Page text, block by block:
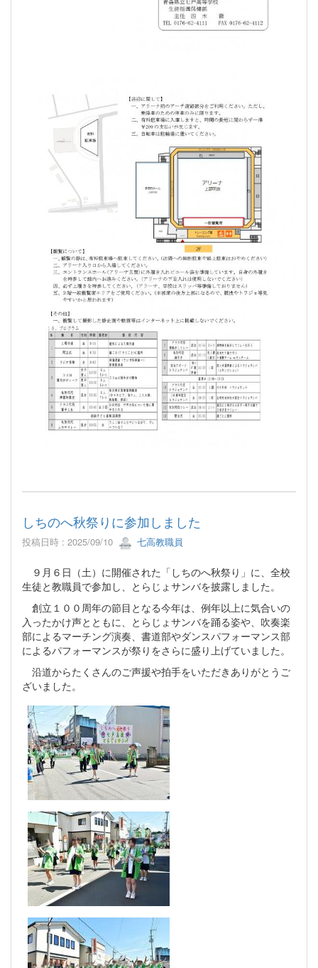
しちのへ秋祭りに参加しました
投稿日時 : 2025/09/10 七高教職員
９月６日（土）に開催された「しちのへ秋祭り」に、全校
生徒と教職員で参加し、とらじょサンバを披露しました。
創立１００周年の節目となる今年は、例年以上に気合いの
入ったかけ声とともに、とらじょサンバを踊る姿や、吹奏楽
部によるマーチング演奏、書道部やダンスパフォーマンス部
によるパフォーマンスが祭りをさらに盛り上げていました。
沿道からたくさんのご声援や拍手をいただきありがとうご
ざいました。